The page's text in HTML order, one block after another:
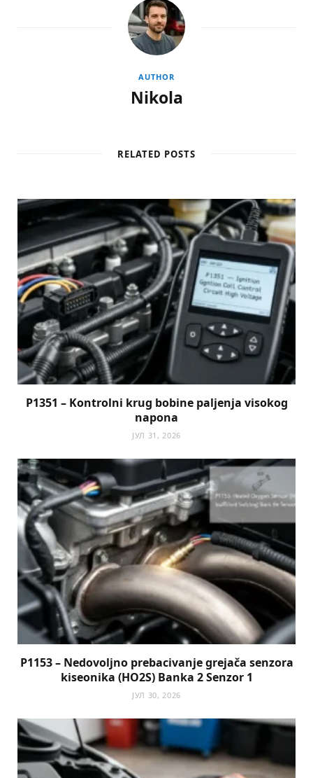
AUTHOR
Nikola
RELATED POSTS
P1351 – Kontrolni krug bobine paljenja visokog
napona
ЈУЛ 31, 2026
P1153 – Nedovoljno prebacivanje grejača senzora
kiseonika (HO2S) Banka 2 Senzor 1
ЈУЛ 30, 2026